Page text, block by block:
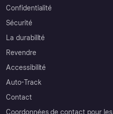
Confidentialité
Sécurité
La durabilité
Revendre
Accessibilité
Auto-Track
Contact
Coordonnées de contact pour les